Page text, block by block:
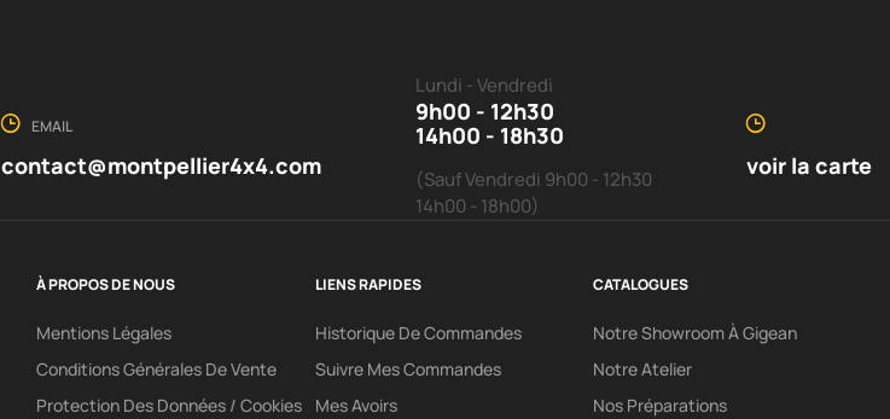
EMAIL
contact@montpellier4x4.com
Lundi - Vendredi
9h00 - 12h30
14h00 - 18h30
(Sauf Vendredi 9h00 - 12h30
14h00 - 18h00)
voir la carte
À PROPOS DE NOUS
Mentions Légales
Conditions Générales De Vente
Protection Des Données / Cookies
LIENS RAPIDES
Historique De Commandes
Suivre Mes Commandes
Mes Avoirs
CATALOGUES
Notre Showroom À Gigean
Notre Atelier
Nos Préparations